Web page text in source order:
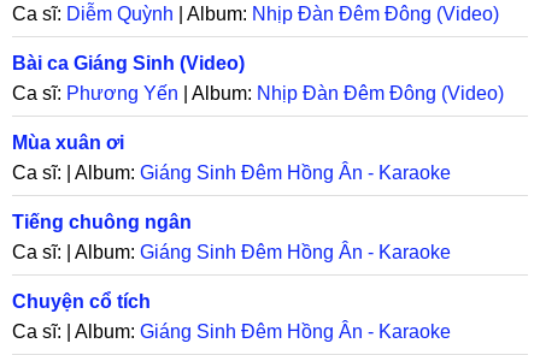
Ca sĩ: Diễm Quỳnh | Album: Nhịp Đàn Đêm Đông (Video)
Bài ca Giáng Sinh (Video)
Ca sĩ: Phương Yến | Album: Nhịp Đàn Đêm Đông (Video)
Mùa xuân ơi
Ca sĩ: | Album: Giáng Sinh Đêm Hồng Ân - Karaoke
Tiếng chuông ngân
Ca sĩ: | Album: Giáng Sinh Đêm Hồng Ân - Karaoke
Chuyện cổ tích
Ca sĩ: | Album: Giáng Sinh Đêm Hồng Ân - Karaoke